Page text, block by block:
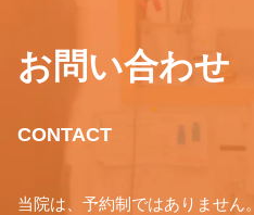
お問い合わせ
CONTACT
当院は、予約制ではありません。